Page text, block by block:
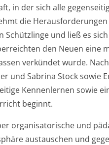
in der sich alle
die
und ließ es
den Neuen eine
verkündet wurde.
und Sabrina Stock sowie
Kennenlernen sowie
beginnt.
organisatorische und
austauschen und